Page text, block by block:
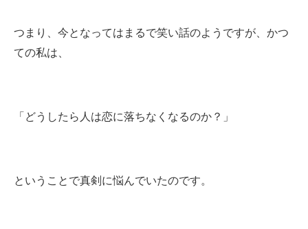
つまり、今となってはまるで笑い話のようですが、かつ
ての私は、
「どうしたら人は恋に落ちなくなるのか？」
ということで真剣に悩んでいたのです。